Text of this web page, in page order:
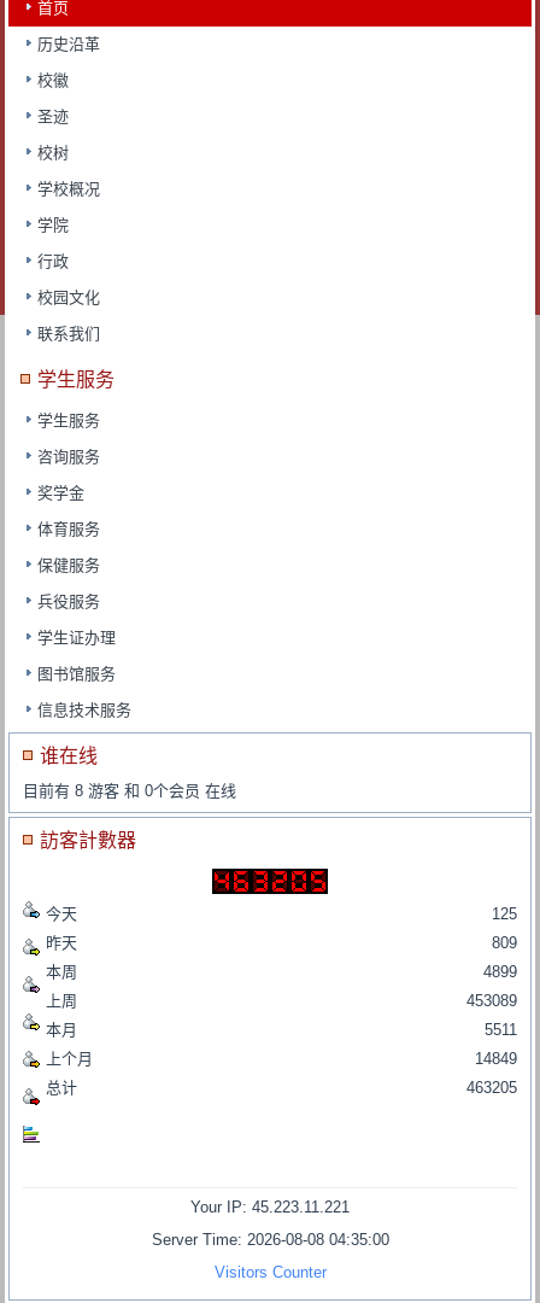
首页
历史沿革
校徽
圣迹
校树
学校概况
学院
行政
校园文化
联系我们
学生服务
学生服务
咨询服务
奖学金
体育服务
保健服务
兵役服务
学生证办理
图书馆服务
信息技术服务
谁在线
目前有 8 游客 和 0个会员 在线
訪客計數器
今天
昨天
本周
上周
本月
上个月
总计
125
809
4899
453089
5511
14849
463205
Your IP: 45.223.11.221
Server Time: 2026-08-08 04:35:00
Visitors Counter